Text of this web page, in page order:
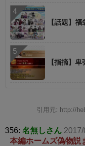
【話題】
【指摘】
引用元: http://
356: 名無しさん
本編ホームズ偽物説